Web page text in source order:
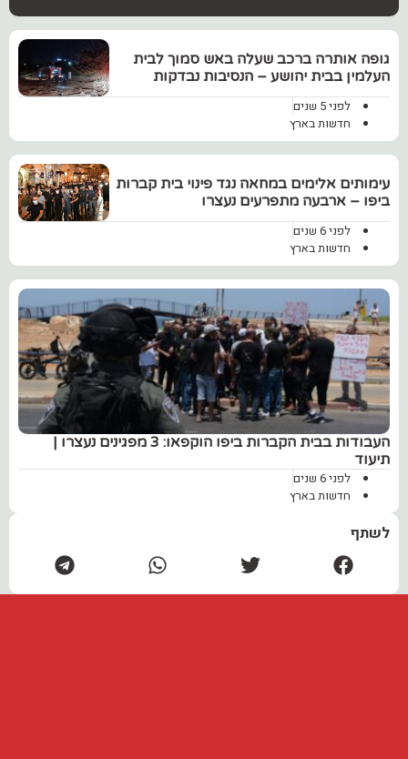
גופה אותרה ב‏רכב שעלה באש סמוך לבית
העלמין בבית יהושע – הנסיבות נבדקות
לפני 5 שנים
חדשות בארץ
עימותים אלימים במחאה נגד פינוי בית קברות
ביפו – ארבעה מתפרעים נעצרו
לפני 6 שנים
חדשות בארץ
‏העבודות בבית הקברות ביפו הוקפאו: 3 מפגינים נעצרו |
תיעוד
לפני 6 שנים
חדשות בארץ
לשתף